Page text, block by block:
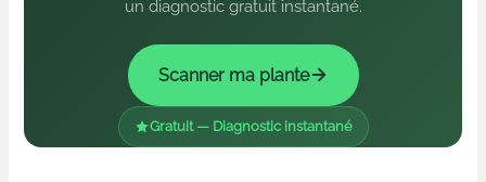
un diagnostic gratuit instantané.
Scanner ma plante
Gratuit — Diagnostic instantané